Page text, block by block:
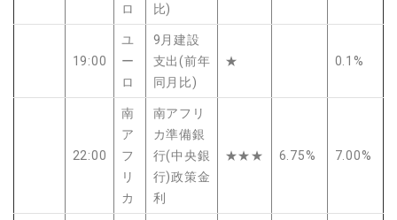
ロ
比)
19:00
ユ
ー
ロ
9月建設
支出(前年
同月比)
★ 0.1%
22:00
南
ア
フ
リ
カ
南アフリ
カ準備銀
行(中央銀
行)政策金
利
★★★ 6.75% 7.00%